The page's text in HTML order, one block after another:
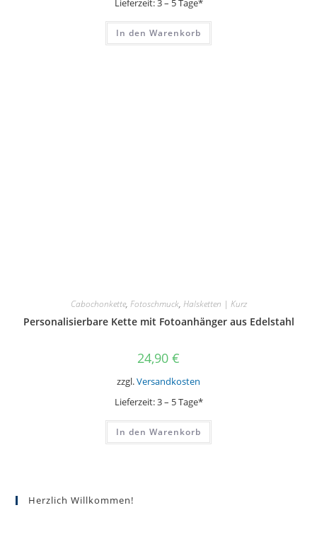
Lieferzeit:3 – 5 Tage*
In den Warenkorb
Cabochonkette, Fotoschmuck, Halsketten | Kurz
Personalisierbare Kette mit Fotoanhänger aus Edelstahl
24,90 €
zzgl.Versandkosten
Lieferzeit:3 – 5 Tage*
In den Warenkorb
Herzlich Willkommen!